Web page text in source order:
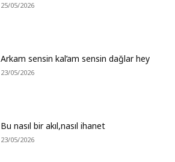
25/05/2026
Arkam sensin kal’am sensin dağlar hey
23/05/2026
Bu nasıl bir akıl,nasıl ihanet
23/05/2026